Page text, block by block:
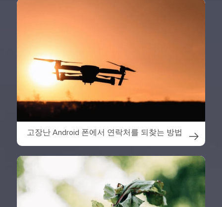
고장난 Android 폰에서 연락처를 되찾는 방법 